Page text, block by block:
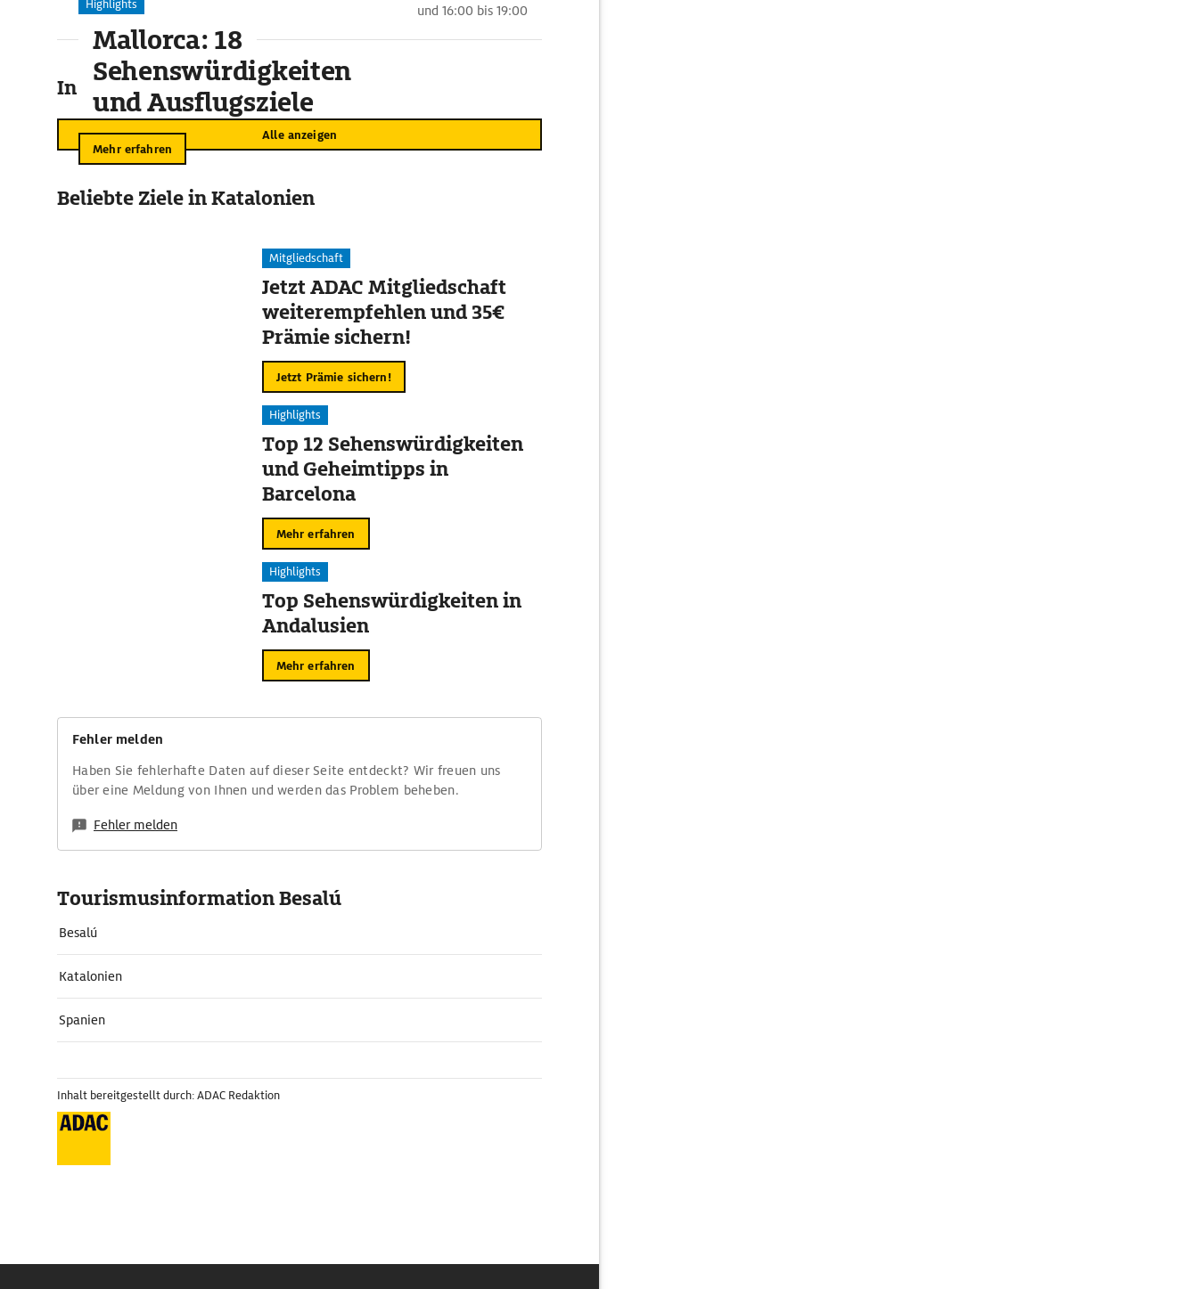
und 16:00 bis 19:00
In der Umgebung
Alle anzeigen
Highlights
Mallorca: 18
Sehenswürdigkeiten
und Ausflugsziele
Mehr erfahren
Beliebte Ziele in Katalonien
Mitgliedschaft
Jetzt ADAC Mitgliedschaft
weiterempfehlen und 35€
Prämie sichern!
Jetzt Prämie sichern!
Highlights
Top 12 Sehenswürdigkeiten
und Geheimtipps in
Barcelona
Mehr erfahren
Highlights
Top Sehenswürdigkeiten in
Andalusien
Mehr erfahren
Fehler melden
Haben Sie fehlerhafte Daten auf dieser Seite entdeckt? Wir freuen uns
über eine Meldung von Ihnen und werden das Problem beheben.
Fehler melden
Tourismusinformation Besalú
Besalú
Katalonien
Spanien
Inhalt bereitgestellt durch: ADAC Redaktion